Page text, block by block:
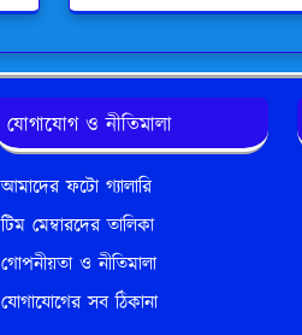
যোগাযোগ ও নীতিমালা
আমাদের ফটো গ্যালারি
টিম মেম্বারদের তালিকা
গোপনীয়তা ও নীতিমালা
যোগাযোগের সব ঠিকানা